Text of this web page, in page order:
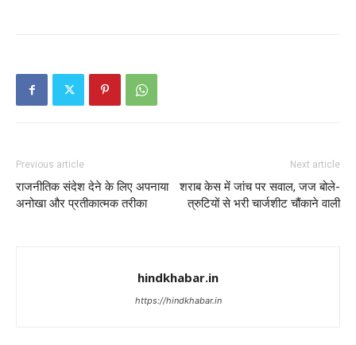
Previous article
राजनीतिक संदेश देने के लिए अपनाया
अनोखा और प्रतीकात्मक तरीका
Next article
शराब केस में जांच पर सवाल, जज बोले-
त्रुटियों से भरी चार्जशीट चौंकाने वाली
hindkhabar.in
https://hindkhabar.in